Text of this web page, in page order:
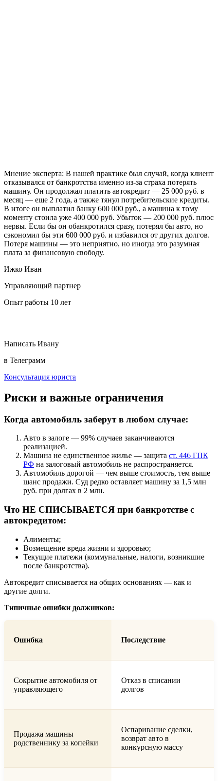
Мнение эксперта: В нашей практике был случай, когда клиент
отказывался от банкротства именно из-за страха потерять
машину. Он продолжал платить автокредит — 25 000 руб. в
месяц — еще 2 года, а также тянул потребительские кредиты.
В итоге он выплатил банку 600 000 руб., а машина к тому
моменту стоила уже 400 000 руб. Убыток — 200 000 руб. плюс
нервы. Если бы он обанкротился сразу, потерял бы авто, но
сэкономил бы эти 600 000 руб. и избавился от других долгов.
Потеря машины — это неприятно, но иногда это разумная
плата за финансовую свободу.
Ижко Иван
Управляющий партнер
Опыт работы 10 лет
Написать Ивану
в Телеграмм
Консультация юриста
Риски и важные ограничения
Когда автомобиль заберут в любом случае:
Авто в залоге — 99% случаев заканчиваются
реализацией.
Машина не единственное жилье — защита ст. 446 ГПК
РФ на залоговый автомобиль не распространяется.
Автомобиль дорогой — чем выше стоимость, тем выше
шанс продажи. Суд редко оставляет машину за 1,5 млн
руб. при долгах в 2 млн.
Что НЕ СПИСЫВАЕТСЯ при банкротстве с
автокредитом:
Алименты;
Возмещение вреда жизни и здоровью;
Текущие платежи (коммунальные, налоги, возникшие
после банкротства).
Автокредит списывается на общих основаниях — как и
другие долги.
Типичные ошибки должников:
Ошибка Последствие
Сокрытие автомобиля от
управляющего
Отказ в списании
долгов
Продажа машины
родственнику за копейки
Оспаривание сделки,
возврат авто в
конкурсную массу